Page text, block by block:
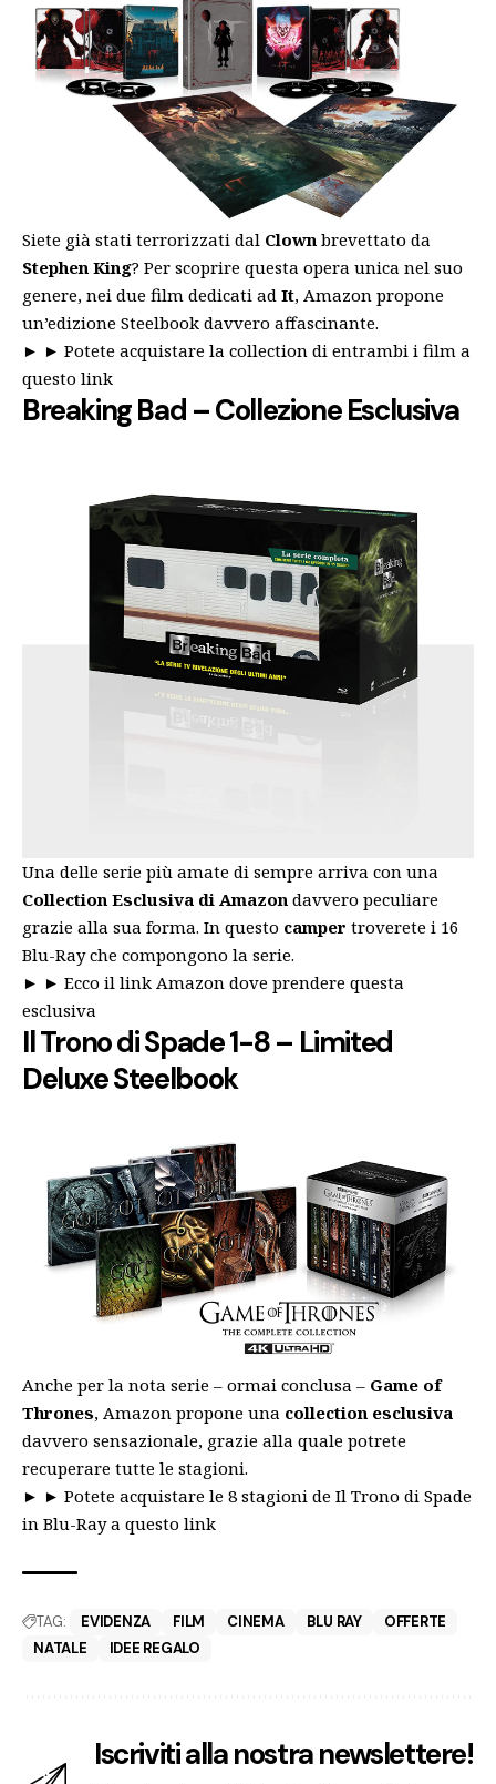
Siete già stati terrorizzati dal Clown brevettato da
Stephen King? Per scoprire questa opera unica nel suo
genere, nei due film dedicati ad It, Amazon propone
un’edizione Steelbook davvero affascinante.
► ► Potete acquistare la collection di entrambi i film a
questo link
Breaking Bad – Collezione Esclusiva
Una delle serie più amate di sempre arriva con una
Collection Esclusiva di Amazon davvero peculiare
grazie alla sua forma. In questo camper troverete i 16
Blu-Ray che compongono la serie.
► ► Ecco il link Amazon dove prendere questa
esclusiva
Il Trono di Spade 1-8 – Limited
Deluxe Steelbook
Anche per la nota serie – ormai conclusa – Game of
Thrones, Amazon propone una collection esclusiva
davvero sensazionale, grazie alla quale potrete
recuperare tutte le stagioni.
► ► Potete acquistare le 8 stagioni de Il Trono di Spade
in Blu-Ray a questo link
TAG: EVIDENZA FILM CINEMA BLU RAY
OFFERTE
NATALE
IDEE REGALO
Iscriviti alla nostra newslettere!